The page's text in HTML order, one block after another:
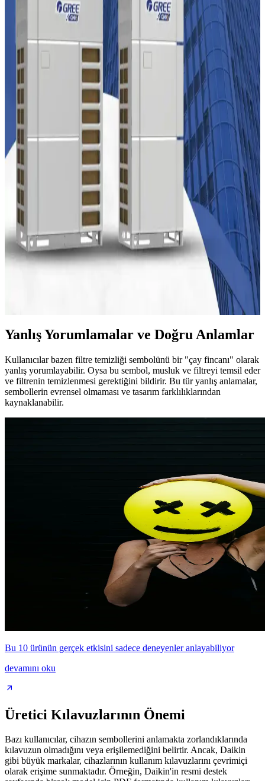
Kullanım Rehberi
Klimalarda kullanılan sembollerin anlamları ve doğru yorumlanması,
cihazın verimli kullanımı için önemlidir. Yanlış anlamalar önlenmeli
ve kullanım kılavuzları dikkatle incelenmelidir.
Midea Pencere Tipi Klimaların Performans
Sorunları ve Kullanıcı Deneyimleri Üzerine Analiz
Midea pencere tipi klimaların iç sıcaklık sensörleri ve kapasite
uyumsuzlukları nedeniyle yaşanan performans sorunları, kullanıcı
deneyimleri ve çözüm önerileri kapsamlı şekilde ele alınıyor.
Altus Enerji Verimli Klimalar: Teknoloji ve
Tasarrufun Birleşimi
Altus'un enerji tasarrufu sağlayan klimaları, yüksek verimlilik ve
gelişmiş teknolojileriyle düşük enerji tüketimi ve yüksek performans
sunar, çevre dostu çözümler sağlar.
Enerji Verimli Klima Çözümleri ve Evde Tasarruf
İpuçları
Enerji verimli klimalar, düşük enerji tüketimiyle yüksek performans
sağlar. Modern teknolojiler ve doğru kullanım alışkanlıklarıyla enerji
tasarrufu mümkün. Bu çözümler ekonomik ve çevresel faydalar
Yanlış Yorumlamalar ve Doğru Anlamlar
Kullanıcılar bazen filtre temizliği sembolünü bir "çay fincanı" olarak
yanlış yorumlayabilir. Oysa bu sembol, musluk ve filtreyi temsil eder
ve filtrenin temizlenmesi gerektiğini bildirir. Bu tür yanlış anlamalar,
sembollerin evrensel olmaması ve tasarım farklılıklarından
kaynaklanabilir.
Bu 10 ürünün gerçek etkisini sadece deneyenler anlayabiliyor
devamını oku
Üretici Kılavuzlarının Önemi
Bazı kullanıcılar, cihazın sembollerini anlamakta zorlandıklarında
kılavuzun olmadığını veya erişilemediğini belirtir. Ancak, Daikin
gibi büyük markalar, cihazlarının kullanım kılavuzlarını çevrimiçi
olarak erişime sunmaktadır. Örneğin, Daikin'in resmi destek